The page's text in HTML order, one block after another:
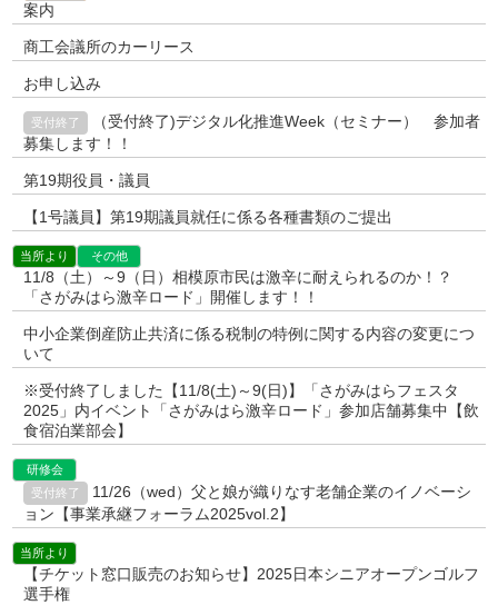
案内
商工会議所のカーリース
お申し込み
受付終了
（受付終了)デジタル化推進Week（セミナー） 参加者
募集します！！
第19期役員・議員
【1号議員】第19期議員就任に係る各種書類のご提出
当所より その他
11/8（土）～9（日）相模原市民は激辛に耐えられるのか！？
「さがみはら激辛ロード」開催します！！
中小企業倒産防止共済に係る税制の特例に関する内容の変更につ
いて
※受付終了しました【11/8(土)～9(日)】「さがみはらフェスタ
2025」内イベント「さがみはら激辛ロード」参加店舗募集中【飲
食宿泊業部会】
研修会
受付終了
11/26（wed）父と娘が織りなす老舗企業のイノベーシ
ョン【事業承継フォーラム2025vol.2】
当所より
【チケット窓口販売のお知らせ】2025日本シニアオープンゴルフ
選手権